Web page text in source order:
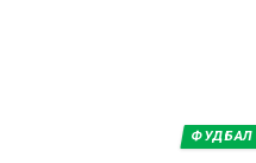
ФУДБАЛ